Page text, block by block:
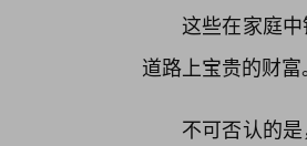
这些在家庭
道路上宝贵的财富
不可否认的